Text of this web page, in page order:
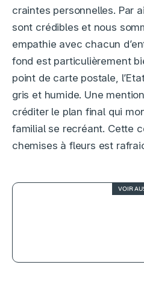
craintes personnelles. Par
sont crédibles et nous
empathie avec chacun
fond est particulièrement
point de carte postale,
gris et humide. Une
créditer le plan final qui
familial se recréant. Cette
chemises à fleurs est
VOIR